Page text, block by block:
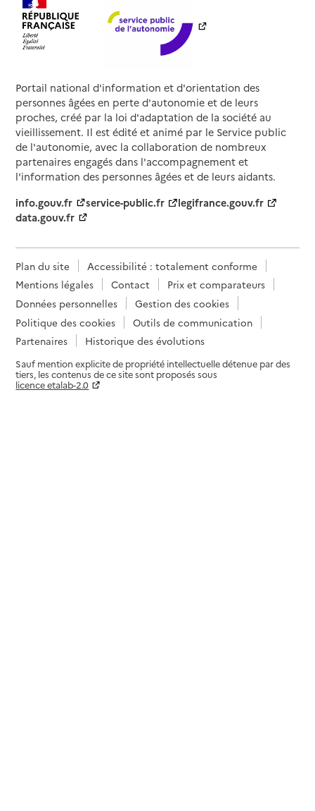
Portail national d'information et d'orientation des
personnes âgées en perte d'autonomie et de leurs
proches, créé par la loi d'adaptation de la société au
vieillissement. Il est édité et animé par le Service public
de l'autonomie, avec la collaboration de nombreux
partenaires engagés dans l'accompagnement et
l'information des personnes âgées et de leurs aidants.
info.gouv.fr
service-public.fr
legifrance.gouv.fr
data.gouv.fr
Plan du site
Accessibilité : totalement conforme
Mentions légales
Contact
Prix et comparateurs
Données personnelles
Gestion des cookies
Politique des cookies
Outils de communication
Partenaires
Historique des évolutions
Sauf mention explicite de propriété intellectuelle détenue par des
tiers, les contenus de ce site sont proposés sous
licence etalab-2.0